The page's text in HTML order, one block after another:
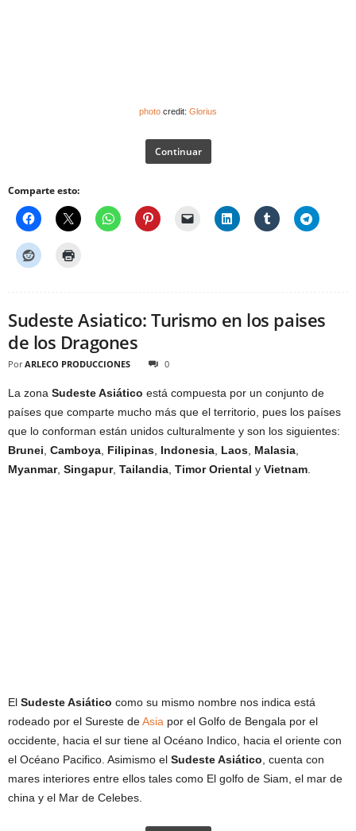
photo credit: Glorius
Continuar
Comparte esto:
Sudeste Asiatico: Turismo en los paises
de los Dragones
Por ARLECO PRODUCCIONES 0
La zona Sudeste Asiático está compuesta por un conjunto de
países que comparte mucho más que el territorio, pues los países
que lo conforman están unidos culturalmente y son los siguientes:
Brunei, Camboya, Filipinas, Indonesia, Laos, Malasia,
Myanmar, Singapur, Tailandia, Timor Oriental y Vietnam.
El Sudeste Asiático como su mismo nombre nos indica está
rodeado por el Sureste deAsia por el Golfo de Bengala por el
occidente, hacia el sur tiene al Océano Indico, hacia el oriente con
el Océano Pacifico. Asimismo el Sudeste Asiático, cuenta con
mares interiores entre ellos tales como El golfo de Siam, el mar de
china y el Mar de Celebes.